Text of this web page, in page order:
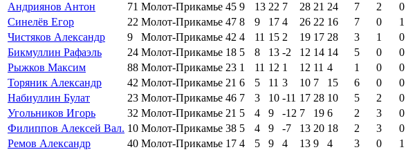
Андриянов Антон
71 Молот-Прикамье 45 9 13 22 7 28 21 24 7 2 0
Синелёв Егор
22 Молот-Прикамье 47 8 9 17 4 26 22 16 7 0 1
Чистяков Александр
9 Молот-Прикамье 42 4 11 15 2 19 17 28 3 1 0
Бикмуллин Рафаэль
24 Молот-Прикамье 18 5 8 13 -2 12 14 14 5 0 0
Рыжков Максим
88 Молот-Прикамье 23 1 11 12 1 12 11 4 1 0 0
Торяник Александр
42 Молот-Прикамье 21 6 5 11 3 10 7 15 6 0 0
Набиуллин Булат
23 Молот-Прикамье 46 7 3 10 -11 17 28 10 5 2 0
Угольников Игорь
32 Молот-Прикамье 21 5 4 9 -12 7 19 6 2 3 0
Филиппов Алексей Вал. 10 Молот-Прикамье 38 5 4 9 -7 13 20 18 2 3 0
Ремов Александр
40 Молот-Прикамье 17 4 5 9 4 13 9 4 3 0 1